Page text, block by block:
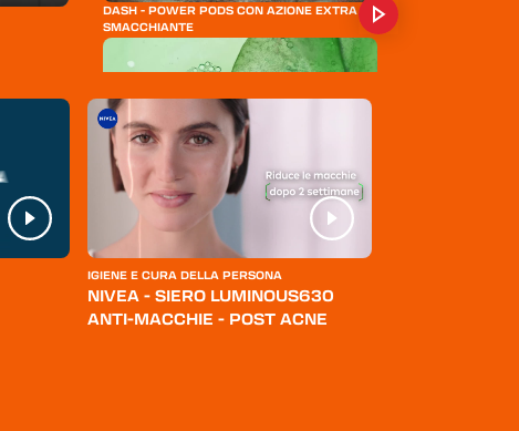
DASH - POWER PODS CON AZIONE EXTRA
SMACCHIANTE
WINNI'S - LAVATRICE
IGIENE E CURA DELLA PERSONA
NIVEA - SIERO LUMINOUS630
ANTI-MACCHIE - POST ACNE